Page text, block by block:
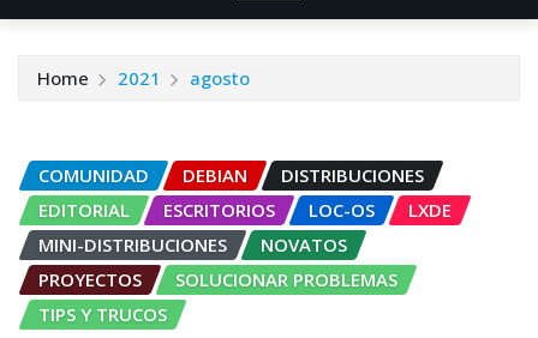
Home 2021 agosto
COMUNIDAD DEBIAN
DISTRIBUCIONES
EDITORIAL
ESCRITORIOS LOC-OS
LXDE
MINI-DISTRIBUCIONES
NOVATOS
PROYECTOS
SOLUCIONAR PROBLEMAS
TIPS Y TRUCOS